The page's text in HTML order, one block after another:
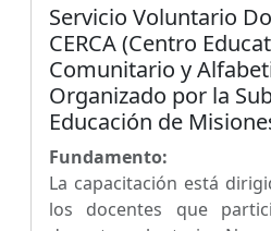
Servicio Voluntario
CERCA (Centro
Comunitario y
Organizado por la
Educación de
Fundamento:
La capacitación está
los docentes que